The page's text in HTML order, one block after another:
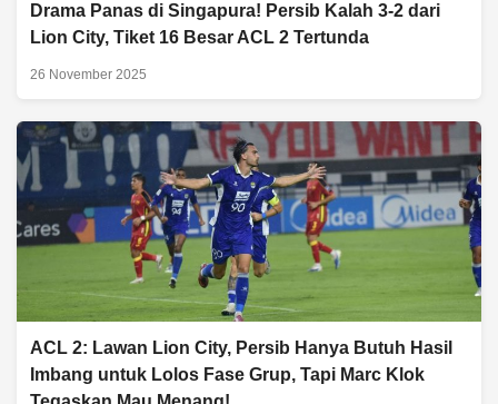
Drama Panas di Singapura! Persib Kalah 3-2 dari
Lion City, Tiket 16 Besar ACL 2 Tertunda
26 November 2025
ACL 2: Lawan Lion City, Persib Hanya Butuh Hasil
Imbang untuk Lolos Fase Grup, Tapi Marc Klok